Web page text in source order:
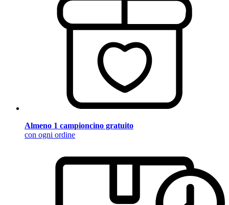
Almeno 1 campioncino gratuito
con ogni ordine